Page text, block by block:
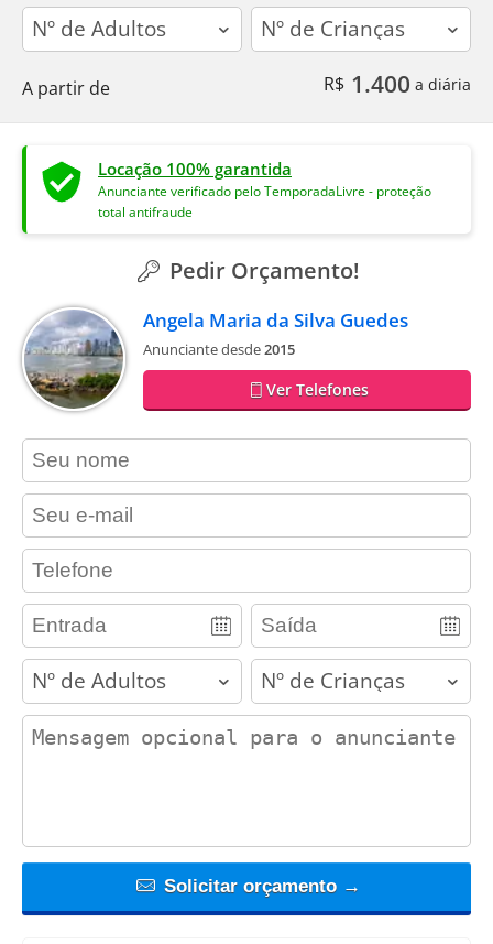
adults children
A partir de R$ 1.400 a diária
Locação 100% garantida
Anunciante verificado pelo TemporadaLivre - proteção
total antifraude
Pedir Orçamento!
Angela Maria da Silva Guedes
Anunciante desde2015
Ver Telefones
contact_name
contact_email
contact_phone
adults children
contact_message
Solicitar orçamento →